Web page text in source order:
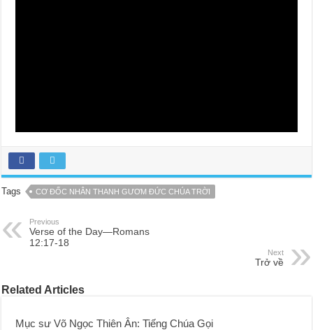
Tags CƠ ĐỐC NHÂN THANH GƯƠM ĐỨC CHÚA TRỜI
Previous
Verse of the Day—Romans
12:17-18
Next
Trở về
Related Articles
Mục sư Võ Ngọc Thiên Ân: Tiếng Chúa Gọi